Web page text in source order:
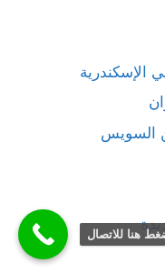
الإسكندرية
السويس
هنا للاتصال